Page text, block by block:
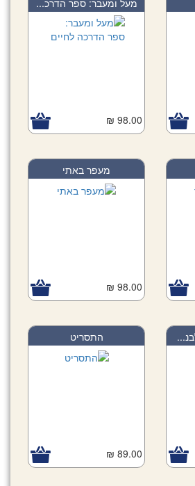
מעל ומעבר: ספר הדרכ...
98.00 ₪
מעפר באתי
98.00 ₪
התסריט
89.00 ₪